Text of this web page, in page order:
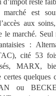
d’impôt reste
est
aux
le marché. Seul
:
cité 53
MARX,
quelques
ou